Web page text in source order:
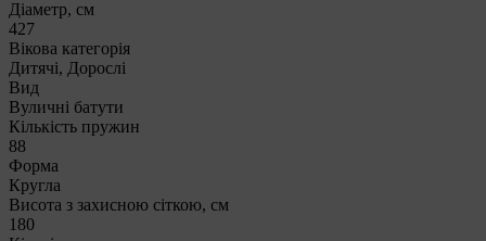
Діаметр, см
427
Вікова категорія
Дитячі, Дорослі
Вид
Вуличні батути
Кількість пружин
88
Форма
Кругла
Висота з захисною сіткою, см
180